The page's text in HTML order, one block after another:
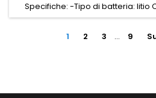
Specifiche: -Tipo di batteria: litio
batteria:
1 2 3 … 9